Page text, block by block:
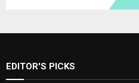
EDITOR'S PICKS